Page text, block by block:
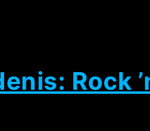
Rock